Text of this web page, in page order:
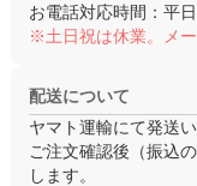
お電話対応時間： 平
※土日祝は休業。メー
配送について
ヤマト運輸にて発送い
ご注文確認後（振込
します。